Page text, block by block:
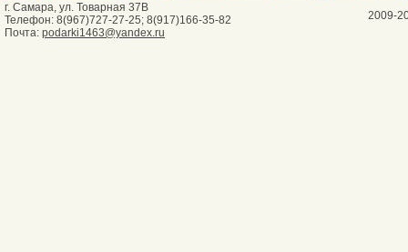
г. Самара, ул. Товарная 37В
Телефон: 8(967)727-27-25; 8(917)166-35-82
Почта: podarki1463@yandex.ru
2009-